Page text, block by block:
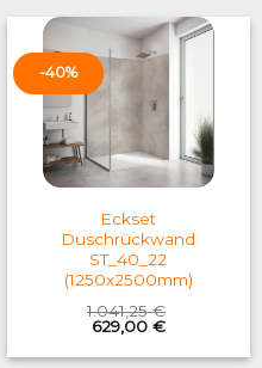
-40%
Eckset
Duschrückwand
ST_40_22
(1250x2500mm)
1.041,25€
Original
price
was:
629,00 €Current
is: